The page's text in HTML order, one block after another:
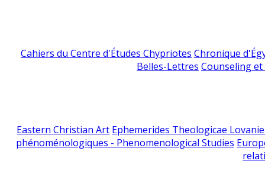
Cahiers du Centre d'Études Chypriotes Chronique
Belles-Lettres Counseling
Eastern Christian Art Ephemerides Theologicae
phénoménologiques - Phenomenological Studies